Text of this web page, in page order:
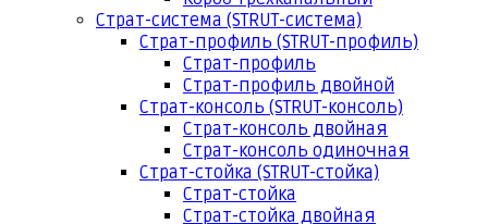
Страт-система (STRUT-система)
Страт-профиль (STRUT-профиль)
Страт-профиль
Страт-профиль двойной
Страт-консоль (STRUT-консоль)
Страт-консоль двойная
Страт-консоль одиночная
Страт-стойка (STRUT-стойка)
Страт-стойка
Страт-стойка двойная